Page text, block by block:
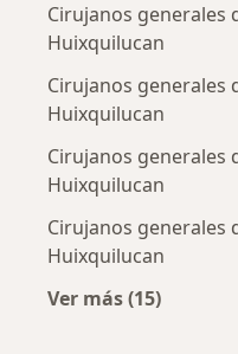
Cirujanos generales
Huixquilucan
Cirujanos generales
Huixquilucan
Cirujanos generales
Huixquilucan
Cirujanos generales
Huixquilucan
Ver más (15)